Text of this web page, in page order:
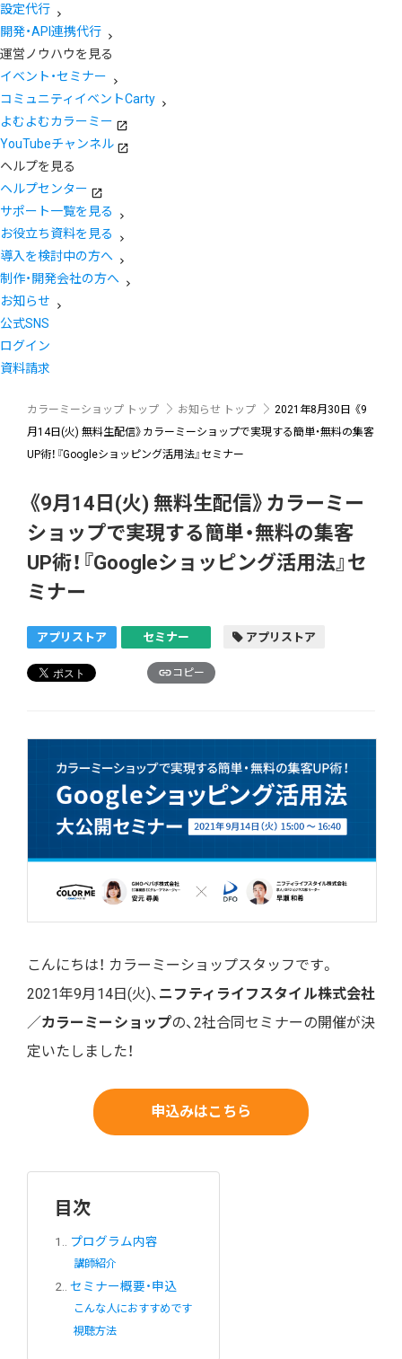
設定代行
開発・API連携代行
運営ノウハウを見る
イベント・セミナー
コミュニティイベントCarty
よむよむカラーミー
YouTubeチャンネル
ヘルプを見る
ヘルプセンター
サポート一覧を見る
お役立ち資料を見る
導入を検討中の方へ
制作・開発会社の方へ
お知らせ
公式SNS
ログイン
資料請求
カラーミーショップ トップ お知らせ トップ 2021年8月30日 《9
月14日(火) 無料生配信》カラーミーショップで実現する簡単・無料の集客
UP術！『Googleショッピング活用法』セミナー
《9月14日(火) 無料生配信》カラーミー
ショップで実現する簡単・無料の集客
UP術！『Googleショッピング活用法』セ
ミナー
アプリストア セミナー アプリストア
コピー
こんにちは！ カラーミーショップスタッフです。
2021年9月14日(火)、 ニフティライフスタイル株式会社
／カラーミーショップの、2社合同セミナーの開催が決
定いたしました！
申込みはこちら
目次
1. プログラム内容
講師紹介
2. セミナー概要・申込
こんな人におすすめです
視聴方法